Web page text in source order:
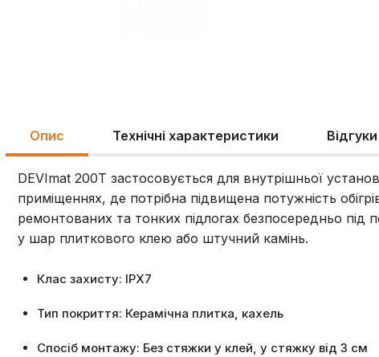
Опис Технічні характеристики Відгуки
DEVImat 200T застосовується для внутрішньої
приміщеннях, де потрібна підвищена потужність
ремонтованих та тонких підлогах безпосередньо
у шар плиткового клею або штучний камінь.
Клас захисту: IPX7
Тип покриття: Керамічна плитка, кахель
Спосіб монтажу: Без стяжки у клей, у стяжку від 3 см